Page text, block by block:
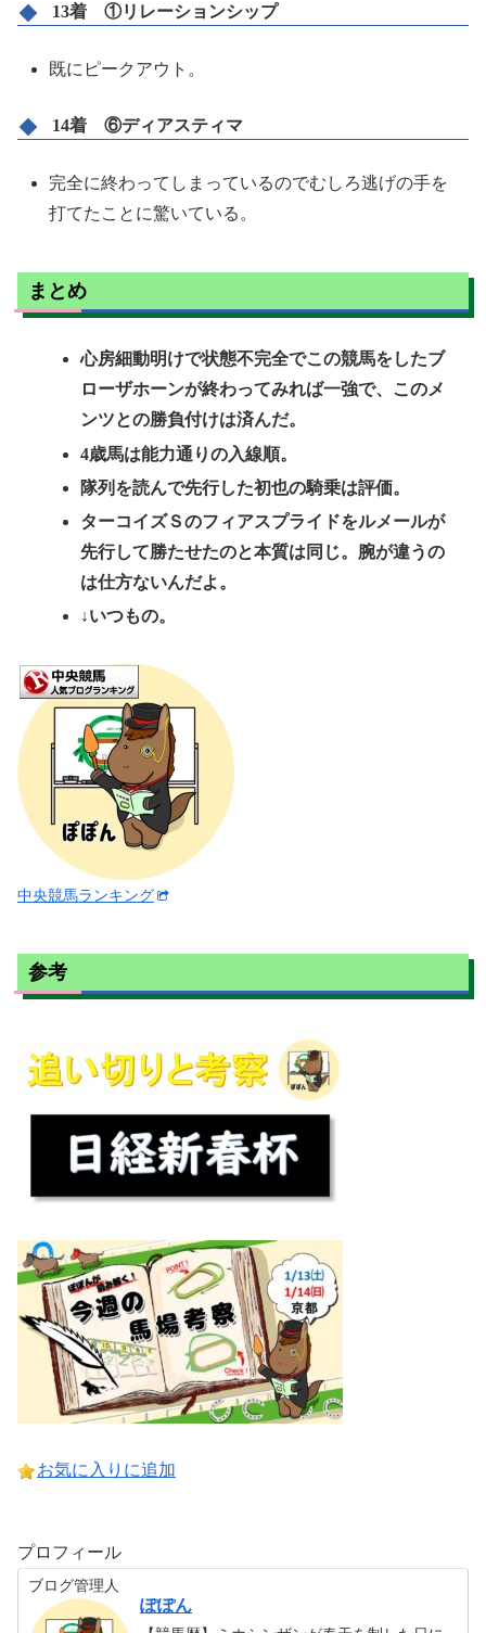
13着 ①リレーションシップ
既にピークアウト。
14着 ⑥ディアスティマ
完全に終わってしまっているのでむしろ逃げの手を
打てたことに驚いている。
まとめ
心房細動明けで状態不完全でこの競馬をしたブ
ローザホーンが終わってみれば一強で、このメ
ンツとの勝負付けは済んだ。
4歳馬は能力通りの入線順。
隊列を読んで先行した初也の騎乗は評価。
ターコイズＳのフィアスプライドをルメールが
先行して勝たせたのと本質は同じ。腕が違うの
は仕方ないんだよ。
↓いつもの。
中央競馬ランキング
参考
お気に入りに追加
プロフィール
ブログ管理人
ぽぽん